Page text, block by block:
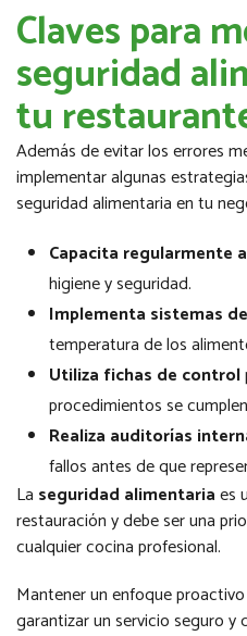
Claves para
seguridad
tu
Además de evitar los errores
implementar algunas
seguridad alimentaria en tu
Capacita regularmente
higiene y seguridad.
Implementa sistemas
temperatura de los
Utiliza fichas de control
procedimientos se
Realiza auditorías
fallos antes de que
La seguridad alimentariaes
restauración y debe ser una
cualquier cocina profesional.
Mantener un enfoque
garantizar un servicio seguro y